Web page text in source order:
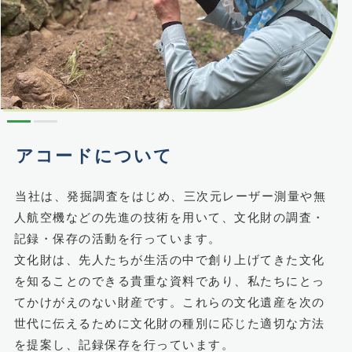
アコードについて
当社は、発掘調査をはじめ、三次元レーザー測量や無
人航空機などの先進の技術を用いて、文化財の調査・
記録・保存の活動を行っています。
文化財は、先人たちが生活の中で創り上げてきた文化
を知ることのできる貴重な資料であり、私たちにとっ
てかけがえのない財産です。これらの文化遺産を次の
世代に伝えるために文化財の種別に応じた適切な方法
を提案し、記録保存を行っています。